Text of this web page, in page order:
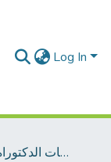
Log In
الأطروحات الدكتوراه العلوم الإنسانية